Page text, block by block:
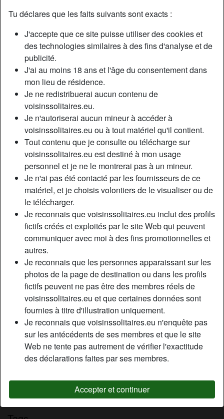
Tu déclares que les faits suivants sont exacts :
J'accepte que ce site puisse utiliser des cookies et
des technologies similaires à des fins d'analyse et de
publicité.
J'ai au moins 18 ans et l'âge du consentement dans
mon lieu de résidence.
Je ne redistribuerai aucun contenu de
voisinssolitaires.eu.
Je n'autoriserai aucun mineur à accéder à
voisinssolitaires.eu ou à tout matériel qu'il contient.
Tout contenu que je consulte ou télécharge sur
voisinssolitaires.eu est destiné à mon usage
personnel et je ne le montrerai pas à un mineur.
Je n'ai pas été contacté par les fournisseurs de ce
matériel, et je choisis volontiers de le visualiser ou de
le télécharger.
Je reconnais que voisinssolitaires.eu inclut des profils
fictifs créés et exploités par le site Web qui peuvent
communiquer avec moi à des fins promotionnelles et
autres.
Je reconnais que les personnes apparaissant sur les
photos de la page de destination ou dans les profils
fictifs peuvent ne pas être des membres réels de
voisinssolitaires.eu et que certaines données sont
fournies à titre d'illustration uniquement.
Je reconnais que voisinssolitaires.eu n'enquête pas
sur les antécédents de ses membres et que le site
Web ne tente pas autrement de vérifier l'exactitude
des déclarations faites par ses membres.
Accepter et continuer
Nickname:
BerryBelise
Âge:
35
Pays:
France
Département:
Paris
Sexe:
Femme
Sexualité:
Hétéro
Relation:
Couleur des yeux:
Brun
Épilé(e):
Oui
Fumeur(euse):
À l'occasion
Description
Je suis une dominatrice. Si vous êtes un masochiste qui
recherche dominatrice, il y a de forte chance que nous
puissions nous entendre. Je vous propose qu'on discute
en privé pour faire le point sur vos envies et attente, avant
de parler des miens. Une fois, nos accords pris, il n’y aura
pas de retour en arrière et le jeu pourra commencer.
Homme, Hétéro, Bisexuel(le)